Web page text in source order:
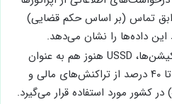
تماس (بر اساس حکم قضایی)
داده‌ها را نشان می‌دهد.
با وجود گسترش اپلیکیشن‌ها، USSD هنوز هم به عنوان
راهکار اصلی برای ۳۰ تا ۴۰ درصد از تراکنش‌های مالی و
کشور مورد استفاده قرار می‌گیرد.